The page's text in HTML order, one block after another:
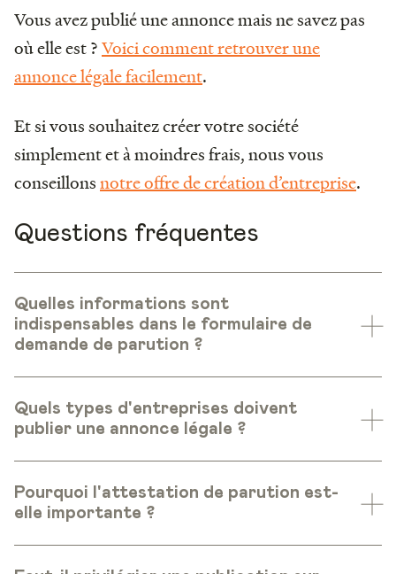
Vous avez publié une annonce mais ne savez pas
où elle est ?Voici comment retrouver une
annonce légale facilement.
Et si vous souhaitez créer votre société
simplement et à moindres frais, nous vous
conseillonsnotre offre de création d’entreprise.
Questions fréquentes
Quelles informations sont
indispensables dans le formulaire de
demande de parution ?
Quels types d'entreprises doivent
publier une annonce légale ?
Pourquoi l'attestation de parution est-
elle importante ?